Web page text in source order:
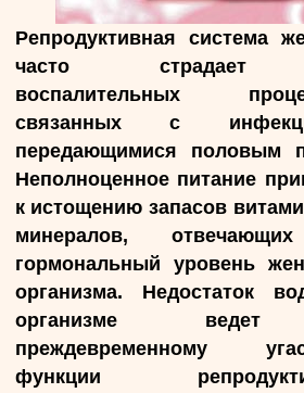
Репродуктивная система
часто
воспалительных
связанных с
передающимися половым
Неполноценное питание
к истощению запасов
минералов,
гормональный уровень
организма. Недостаток
организме
преждевременному
функции